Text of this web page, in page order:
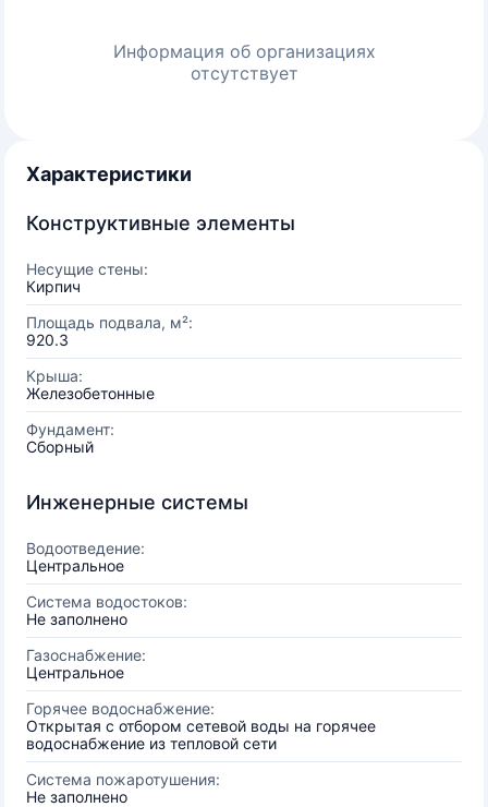
Информация об организациях
отсутствует
Характеристики
Конструктивные элементы
Несущие стены:
Кирпич
Площадь подвала, м²:
920.3
Крыша:
Железобетонные
Фундамент:
Сборный
Инженерные системы
Водоотведение:
Центральное
Система водостоков:
Не заполнено
Газоснабжение:
Центральное
Горячее водоснабжение:
Открытая с отбором сетевой воды на горячее
водоснабжение из тепловой сети
Система пожаротушения:
Не заполнено